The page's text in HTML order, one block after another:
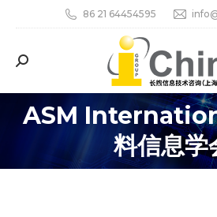
86 21 64454595
Search:
ASM
料信息学